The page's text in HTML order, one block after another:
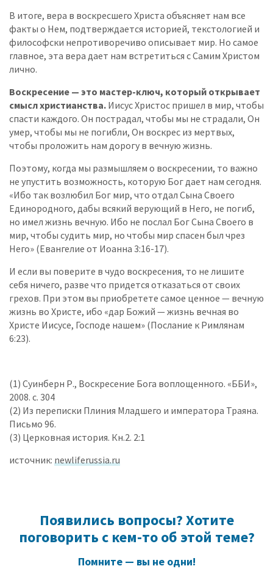
В итоге, вера в воскресшего Христа объясняет нам все
факты о Нем, подтверждается историей, текстологией и
философски непротиворечиво описывает мир. Но самое
главное, эта вера дает нам встретиться с Самим Христом
лично.
Воскресение — это мастер-ключ, который открывает
смысл христианства. Иисус Христос пришел в мир, чтобы
спасти каждого. Он пострадал, чтобы мы не страдали, Он
умер, чтобы мы не погибли, Он воскрес из мертвых,
чтобы проложить нам дорогу в вечную жизнь.
Поэтому, когда мы размышляем о воскресении, то важно
не упустить возможность, которую Бог дает нам сегодня.
«Ибо так возлюбил Бог мир, что отдал Сына Своего
Единородного, дабы всякий верующий в Него, не погиб,
но имел жизнь вечную. Ибо не послал Бог Сына Своего в
мир, чтобы судить мир, но чтобы мир спасен был чрез
Него» (Евангелие от Иоанна 3:16-17).
И если вы поверите в чудо воскресения, то не лишите
себя ничего, разве что придется отказаться от своих
грехов. При этом вы приобретете самое ценное — вечную
жизнь во Христе, ибо «дар Божий — жизнь вечная во
Христе Иисусе, Господе нашем» (Послание к Римлянам
6:23).
(1) Суинберн Р., Воскресение Бога воплощенного. «ББИ»,
2008. с. 304
(2) Из переписки Плиния Младшего и императора Траяна.
Письмо 96.
(3) Церковная история. Кн.2. 2:1
источник: newliferussia.ru
Появились вопросы? Хотите
поговорить с кем-то об этой теме?
Помните — вы не одни!